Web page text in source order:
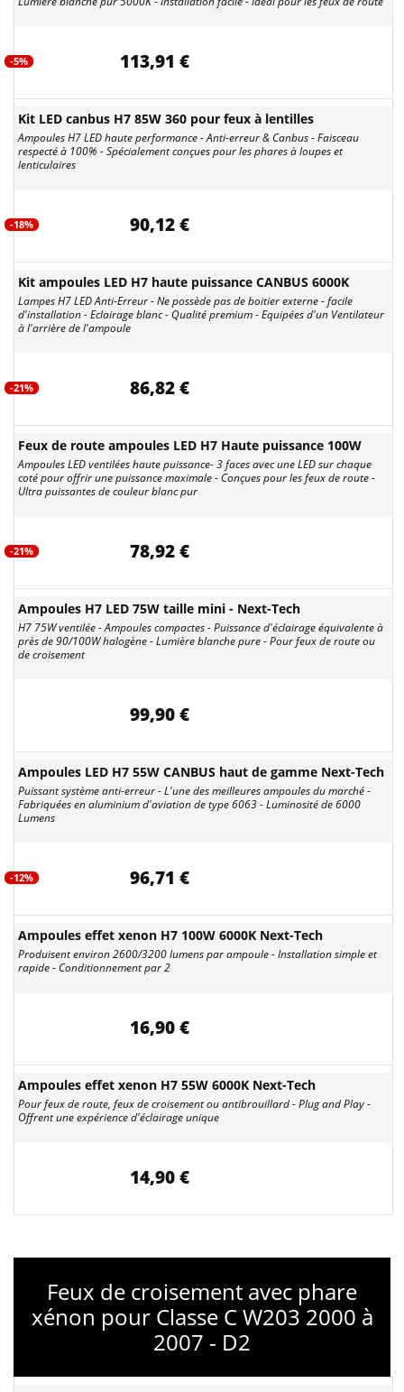
-5% 113,91 €
Kit LED canbus H7 85W 360 pour feux à lentilles
Ampoules H7 LED haute performance - Anti-erreur & Canbus - Faisceau
respecté à 100% - Spécialement conçues pour les phares à loupes et
lenticulaires
-18% 90,12 €
Kit ampoules LED H7 haute puissance CANBUS 6000K
Lampes H7 LED Anti-Erreur - Ne possède pas de boitier externe - facile
d'installation - Eclairage blanc - Qualité premium - Equipées d'un Ventilateur
à l'arrière de l'ampoule
-21% 86,82 €
Feux de route ampoules LED H7 Haute puissance 100W
Ampoules LED ventilées haute puissance- 3 faces avec une LED sur chaque
coté pour offrir une puissance maximale - Conçues pour les feux de route -
Ultra puissantes de couleur blanc pur
-21% 78,92 €
Ampoules H7 LED 75W taille mini - Next-Tech
H7 75W ventilée - Ampoules compactes - Puissance d'éclairage équivalente à
près de 90/100W halogène - Lumière blanche pure - Pour feux de route ou
de croisement
99,90 €
Ampoules LED H7 55W CANBUS haut de gamme Next-Tech
Puissant système anti-erreur - L'une des meilleures ampoules du marché -
Fabriquées en aluminium d'aviation de type 6063 - Luminosité de 6000
Lumens
-12% 96,71 €
Ampoules effet xenon H7 100W 6000K Next-Tech
Produisent environ 2600/3200 lumens par ampoule - Installation simple et
rapide - Conditionnement par 2
16,90 €
Ampoules effet xenon H7 55W 6000K Next-Tech
Pour feux de route, feux de croisement ou antibrouillard - Plug and Play -
Offrent une expérience d'éclairage unique
14,90 €
Feux de croisement avec phare
xénon pour Classe C W203 2000 à
2007 - D2